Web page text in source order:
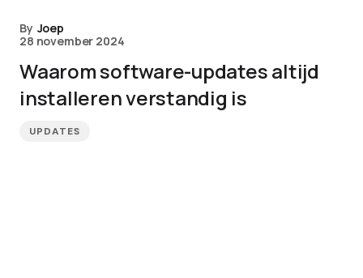
By Joep
28 november 2024
Waarom software-updates altijd
installeren verstandig is
UPDATES